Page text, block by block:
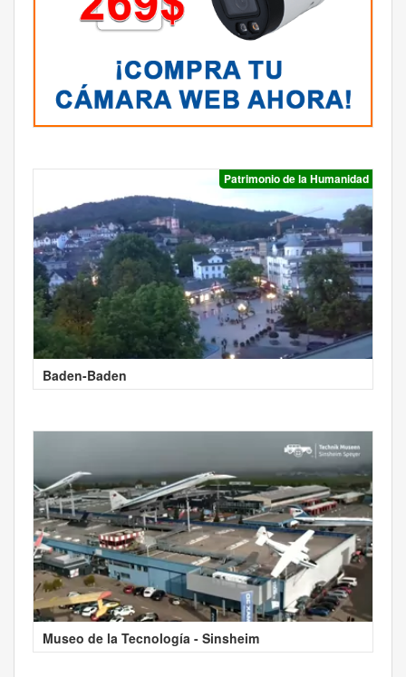
Patrimonio de la Humanidad
Baden-Baden
Museo de la Tecnología - Sinsheim